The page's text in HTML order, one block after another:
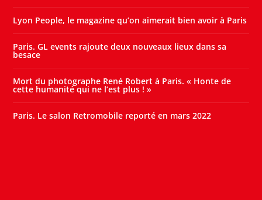
Lyon People, le magazine qu’on aimerait bien avoir à Paris
Paris. GL events rajoute deux nouveaux lieux dans sa
besace
Mort du photographe René Robert à Paris. « Honte de
cette humanité qui ne l’est plus ! »
Paris. Le salon Retromobile reporté en mars 2022